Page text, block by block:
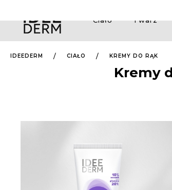
Ciało
Twarz
IDEEDERM CIAŁO KREMY DO RĄK
Kremy